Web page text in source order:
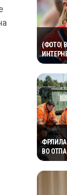
(ФОТО|
ВО
ЗА ДА